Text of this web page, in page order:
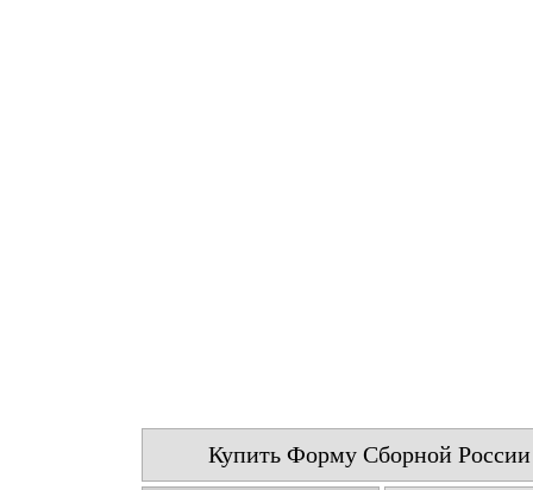
Купить Форму Сборной России